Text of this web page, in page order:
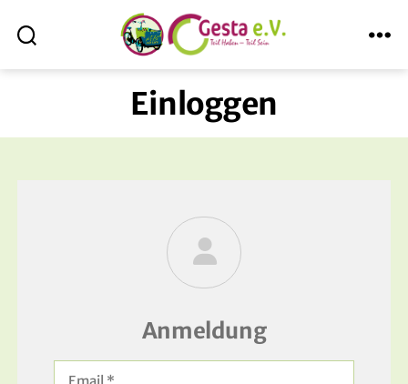
ABmitLara
Einloggen
Anmeldung